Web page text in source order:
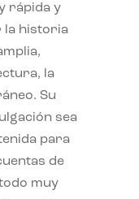
rápida y
la historia
la
Su
sea
para
de
muy